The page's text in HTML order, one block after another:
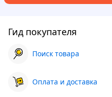
Гид покупателя
Поиск товара
Оплата и доставка